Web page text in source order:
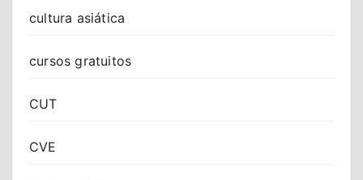
cultura asiática
cursos gratuitos
CUT
CVE